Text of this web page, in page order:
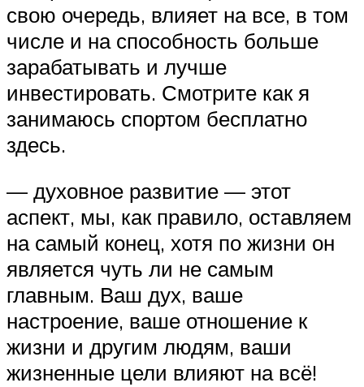
свою очередь, влияет на все, в том
числе и на способность больше
зарабатывать и лучше
инвестировать. Смотрите как я
занимаюсь спортом бесплатно
здесь.
— духовное развитие — этот
аспект, мы, как правило, оставляем
на самый конец, хотя по жизни он
является чуть ли не самым
главным. Ваш дух, ваше
настроение, ваше отношение к
жизни и другим людям, ваши
жизненные цели влияют на всё!